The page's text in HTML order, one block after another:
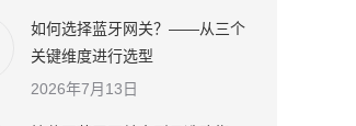
如何选择蓝牙网关？——从三个
关键维度进行选型
2026年7月13日